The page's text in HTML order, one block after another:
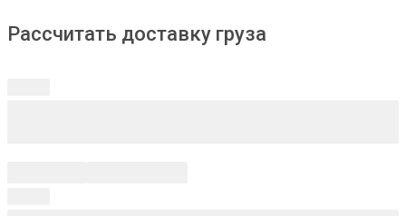
Рассчитать доставку груза